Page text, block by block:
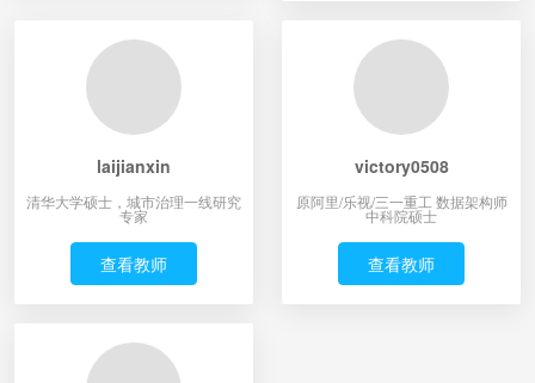
laijianxin
清华大学硕士，城市治理一线研究
专家
查看教师
victory0508
原阿里/乐视/三一重工 数据架构师
中科院硕士
查看教师